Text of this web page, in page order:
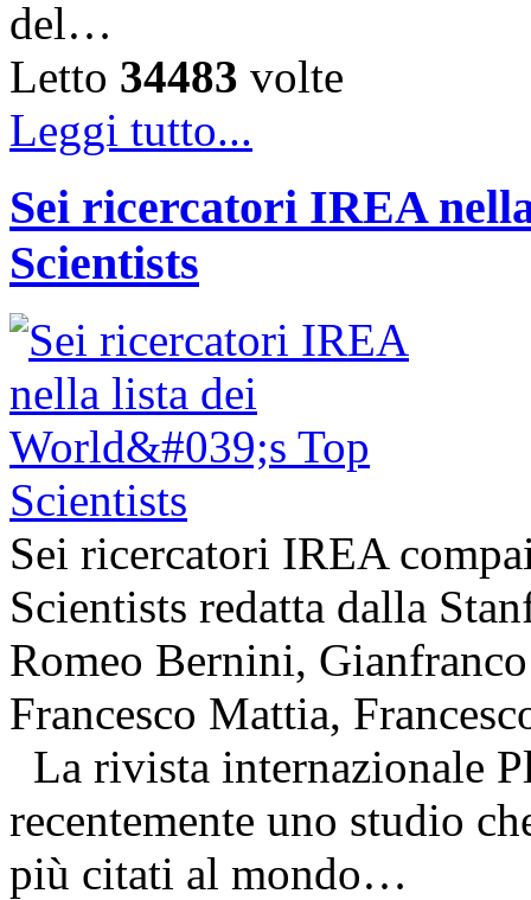
del…
Letto 34483 volte
Leggi tutto...
Sei ricercatori IREA
Scientists
Sei ricercatori IREA
Scientists redatta dalla
Romeo Bernini,
Francesco Mattia,
La rivista internazionale
recentemente uno studio
più citati al mondo…